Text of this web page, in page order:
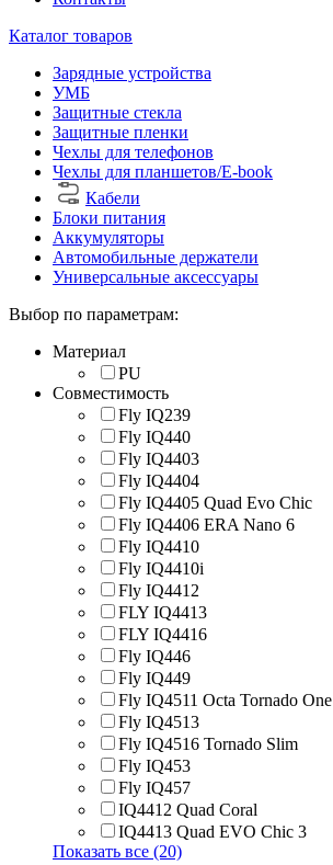
Каталог товаров
Зарядные устройства
УМБ
Защитные стекла
Защитные пленки
Чехлы для телефонов
Чехлы для планшетов/E-book
Кабели
Блоки питания
Аккумуляторы
Автомобильные держатели
Универсальные аксессуары
Выбор по параметрам:
Материал
PU
Совместимость
Fly IQ239
Fly IQ440
Fly IQ4403
Fly IQ4404
Fly IQ4405 Quad Evo Chic
Fly IQ4406 ERA Nano 6
Fly IQ4410
Fly IQ4410i
Fly IQ4412
FLY IQ4413
FLY IQ4416
Fly IQ446
Fly IQ449
Fly IQ4511 Octa Tornado One
Fly IQ4513
Fly IQ4516 Tornado Slim
Fly IQ453
Fly IQ457
IQ4412 Quad Coral
IQ4413 Quad EVO Chic 3
Показать все (20)